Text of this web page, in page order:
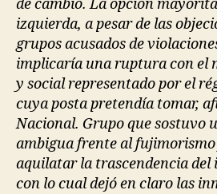
de cambio. La opción
izquierda, a pesar de las
grupos acusados de
implicaría una ruptura con el
y social representado por el
cuya posta pretendía tomar,
Nacional. Grupo que sostuvo
ambigua frente al fujimorismo
aquilatar la trascendencia del
con lo cual dejó en claro las